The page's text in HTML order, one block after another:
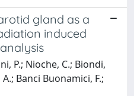
gland as a
induced
P.; Nioche, C.; Biondi,
Banci Buonamici, F.;